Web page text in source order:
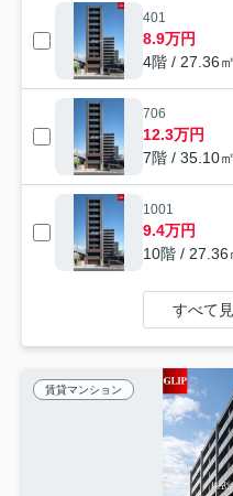
401
8.9万円
4階 / 27.36
706
12.3万円
7階 / 35.10
1001
9.4万円
10階 / 27.36
すべて
賃貸マンション